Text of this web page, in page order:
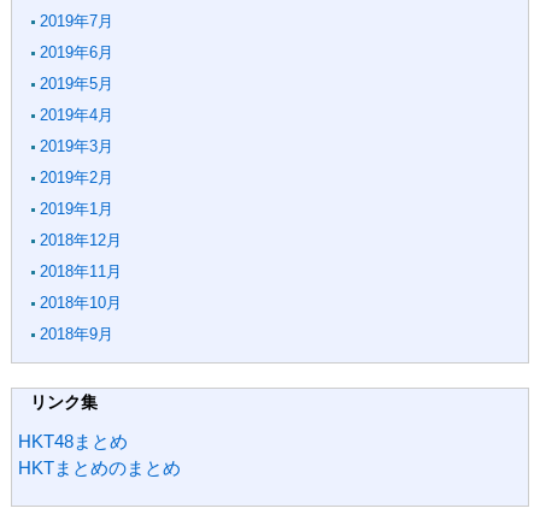
2019年7月
2019年6月
2019年5月
2019年4月
2019年3月
2019年2月
2019年1月
2018年12月
2018年11月
2018年10月
2018年9月
リンク集
HKT48まとめ
HKTまとめのまとめ